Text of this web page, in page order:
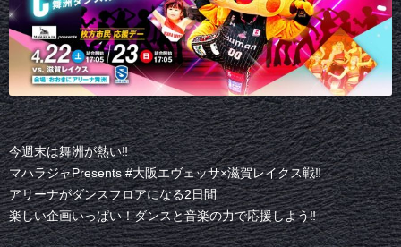
今週末は舞洲が熱い‼️
マハラジャPresents #大阪エヴェッサ×滋賀レイクス戦‼️
アリーナがダンスフロアになる2日間
楽しい企画いっぱい！ダンスと音楽の力で応援しよう‼️